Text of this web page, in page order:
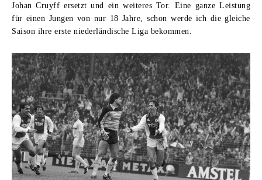
Johan Cruyff ersetzt und ein weiteres Tor. Eine ganze Leistung
für einen Jungen von nur 18 Jahre, schon werde ich die gleiche
Saison ihre erste niederländische Liga bekommen.